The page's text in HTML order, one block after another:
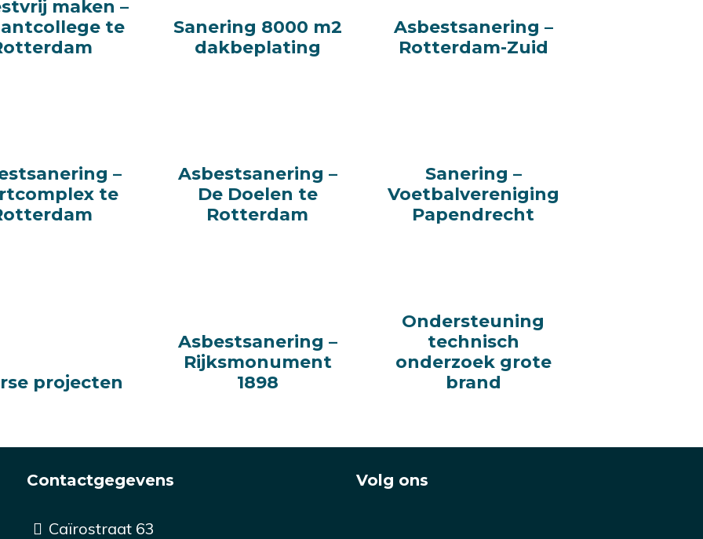
maken –
te
maken –
te
Sanering 8000 m2
dakbeplating
Sanering 8000 m2
dakbeplating
Asbestsanering –
Rotterdam-Zuid
Asbestsanering –
Rotterdam-Zuid
–
te
–
te
Asbestsanering –
De Doelen te
Rotterdam
Asbestsanering –
De Doelen te
Rotterdam
Sanering –
Voetbalvereniging
Papendrecht
Sanering –
Voetbalvereniging
Papendrecht
projecten
projecten
Asbestsanering –
Rijksmonument
1898
Asbestsanering –
Rijksmonument
1898
Ondersteuning
technisch
onderzoek grote
brand
Ondersteuning
technisch
onderzoek grote
brand
Contactgegevens
Caïrostraat 63
Volg ons